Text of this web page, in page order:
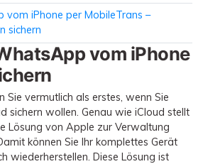
vom iPhone per MobileTrans –
sichern
vom iPhone
Sie vermutlich als erstes, wenn Sie
sichern wollen. Genau wie iCloud stellt
Lösung von Apple zur Verwaltung
können Sie Ihr komplettes Gerät
wiederherstellen. Diese Lösung ist